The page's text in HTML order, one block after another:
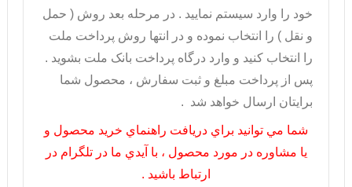
خود را وارد سيستم نماييد . در مرحله بعد روش ( حمل
و نقل ) را انتخاب نموده و در انتها روش پرداخت ملت
را انتخاب کنيد و وارد درگاه پرداخت بانک ملت بشويد .
پس از پرداخت مبلغ و ثبت سفارش ، محصول شما
برايتان ارسال خواهد شد .
شما مي توانيد براي دريافت راهنماي خريد محصول و
يا مشاوره در مورد محصول ، با آيدي ما در تلگرام در
ارتباط باشيد .